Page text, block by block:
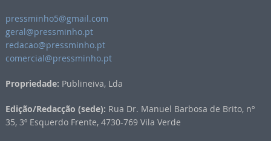
pressminho5@gmail.com
geral@pressminho.pt
redacao@pressminho.pt
comercial@pressminho.pt
Propriedade: Publineiva, Lda
Edição/Redacção (sede): Rua Dr. Manuel Barbosa de Brito, nº
35, 3º Esquerdo Frente, 4730-769 Vila Verde